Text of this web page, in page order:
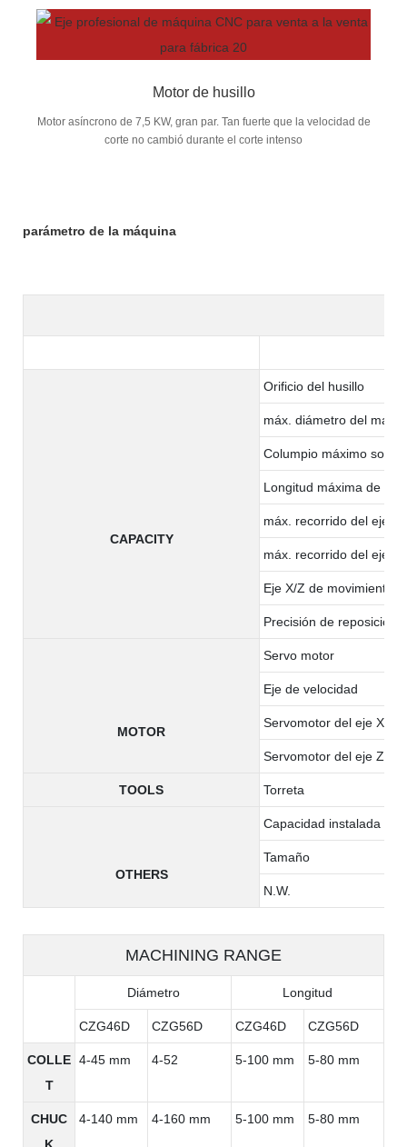
Motor de husillo
Motor asíncrono de 7,5 KW, gran par. Tan fuerte que la velocidad de
corte no cambió durante el corte intenso
parámetro de la máquina
CAPACITY
Orificio del husillo
máx. diámetro del
Columpio máximo sobre
Longitud máxima de
máx. recorrido del eje X
máx. recorrido del eje Z
Eje X/Z de movimiento
Precisión de reposición
MOTOR
Servo motor
Eje de velocidad
Servomotor del eje X
Servomotor del eje Z
TOOLS Torreta
OTHERS
Capacidad instalada
Tamaño
N.W.
MACHINING RANGE
Diámetro Longitud
CZG46D CZG56D CZG46D CZG56D
COLLE
T
4-45 mm 4-52 5-100 mm 5-80 mm
CHUC
K
4-140 mm 4-160 mm 5-100 mm 5-80 mm